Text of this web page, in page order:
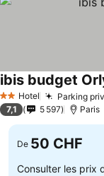
2 Étoiles
Hotel Parking
ibis budget
7,1 5 597 Paris
De 50 CHF
Consulter les prix